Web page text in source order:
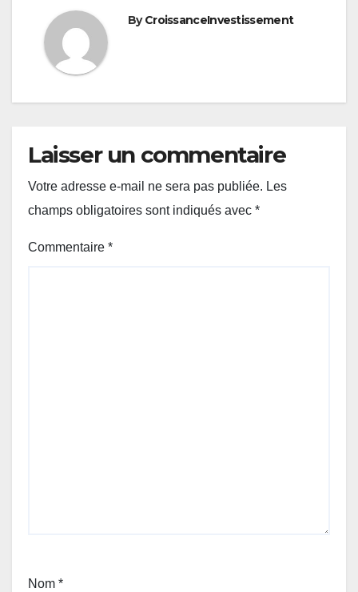
ByCroissanceInvestissement
Laisser un commentaire
Votre adresse e-mail ne sera pas publiée. Les
champs obligatoires sont indiqués avec *
Commentaire *
Nom *